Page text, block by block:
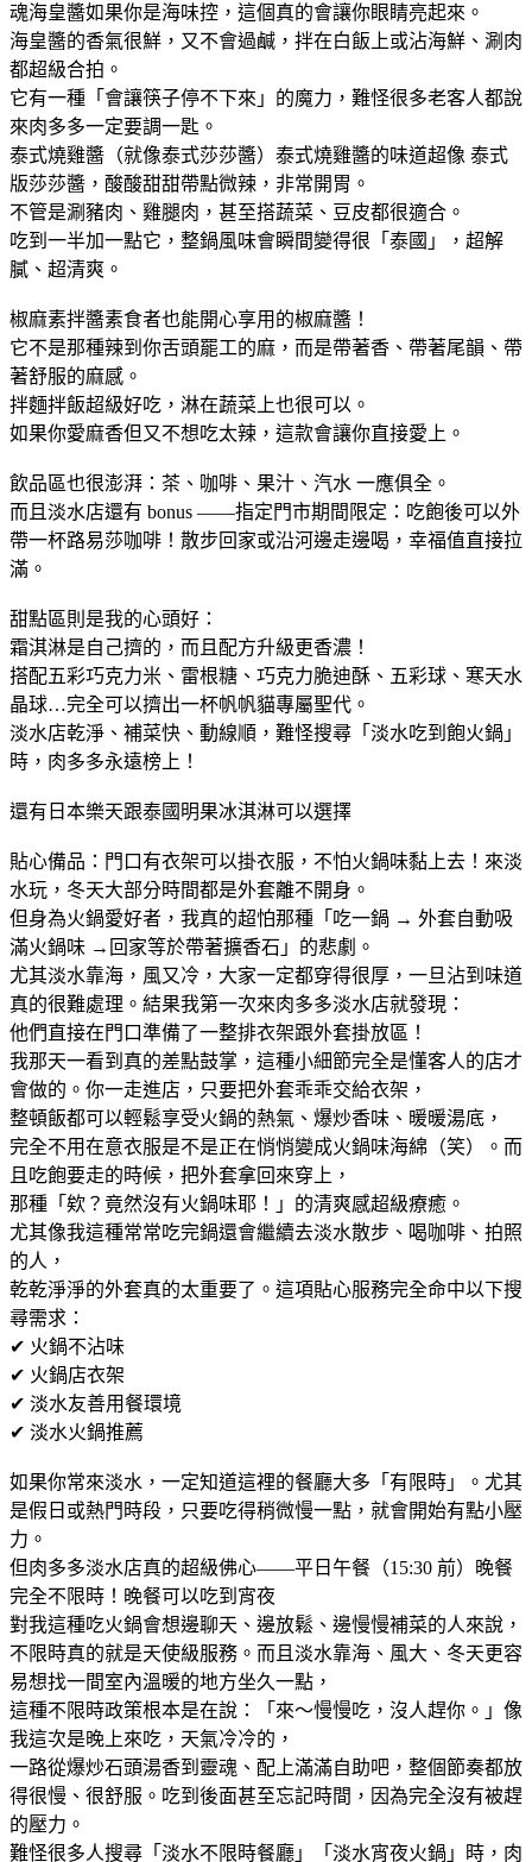
魂海皇醬如果你是海味控，這個真的會讓你眼睛亮起來。
海皇醬的香氣很鮮，又不會過鹹，拌在白飯上或沾海鮮、涮肉
都超級合拍。
它有一種「會讓筷子停不下來」的魔力，難怪很多老客人都說
來肉多多一定要調一匙。
泰式燒雞醬（就像泰式莎莎醬）泰式燒雞醬的味道超像 泰式
版莎莎醬，酸酸甜甜帶點微辣，非常開胃。
不管是涮豬肉、雞腿肉，甚至搭蔬菜、豆皮都很適合。
吃到一半加一點它，整鍋風味會瞬間變得很「泰國」，超解
膩、超清爽。
椒麻素拌醬素食者也能開心享用的椒麻醬！
它不是那種辣到你舌頭罷工的麻，而是帶著香、帶著尾韻、帶
著舒服的麻感。
拌麵拌飯超級好吃，淋在蔬菜上也很可以。
如果你愛麻香但又不想吃太辣，這款會讓你直接愛上。
飲品區也很澎湃：茶、咖啡、果汁、汽水 一應俱全。
而且淡水店還有 bonus ——指定門市期間限定：吃飽後可以外
帶一杯路易莎咖啡！散步回家或沿河邊走邊喝，幸福值直接拉
滿。
甜點區則是我的心頭好：
霜淇淋是自己擠的，而且配方升級更香濃！
搭配五彩巧克力米、雷根糖、巧克力脆迪酥、五彩球、寒天水
晶球…完全可以擠出一杯帆帆貓專屬聖代。
淡水店乾淨、補菜快、動線順，難怪搜尋「淡水吃到飽火鍋」
時，肉多多永遠榜上！
還有日本樂天跟泰國明果冰淇淋可以選擇
貼心備品：門口有衣架可以掛衣服，不怕火鍋味黏上去！來淡
水玩，冬天大部分時間都是外套離不開身。
但身為火鍋愛好者，我真的超怕那種「吃一鍋 → 外套自動吸
滿火鍋味 →回家等於帶著擴香石」的悲劇。
尤其淡水靠海，風又冷，大家一定都穿得很厚，一旦沾到味道
真的很難處理。結果我第一次來肉多多淡水店就發現：
他們直接在門口準備了一整排衣架跟外套掛放區！
我那天一看到真的差點鼓掌，這種小細節完全是懂客人的店才
會做的。你一走進店，只要把外套乖乖交給衣架，
整頓飯都可以輕鬆享受火鍋的熱氣、爆炒香味、暖暖湯底，
完全不用在意衣服是不是正在悄悄變成火鍋味海綿（笑）。而
且吃飽要走的時候，把外套拿回來穿上，
那種「欸？竟然沒有火鍋味耶！」的清爽感超級療癒。
尤其像我這種常常吃完鍋還會繼續去淡水散步、喝咖啡、拍照
的人，
乾乾淨淨的外套真的太重要了。這項貼心服務完全命中以下搜
尋需求：
✔ 火鍋不沾味
✔ 火鍋店衣架
✔ 淡水友善用餐環境
✔ 淡水火鍋推薦
如果你常來淡水，一定知道這裡的餐廳大多「有限時」。尤其
是假日或熱門時段，只要吃得稍微慢一點，就會開始有點小壓
力。
但肉多多淡水店真的超級佛心——平日午餐（15:30 前）晚餐
完全不限時！晚餐可以吃到宵夜
對我這種吃火鍋會想邊聊天、邊放鬆、邊慢慢補菜的人來說，
不限時真的就是天使級服務。而且淡水靠海、風大、冬天更容
易想找一間室內溫暖的地方坐久一點，
這種不限時政策根本是在說：「來～慢慢吃，沒人趕你。」像
我這次是晚上來吃，天氣冷冷的，
一路從爆炒石頭湯香到靈魂、配上滿滿自助吧，整個節奏都放
得很慢、很舒服。吃到後面甚至忘記時間，因為完全沒有被趕
的壓力。
難怪很多人搜尋「淡水不限時餐廳」「淡水宵夜火鍋」時，肉